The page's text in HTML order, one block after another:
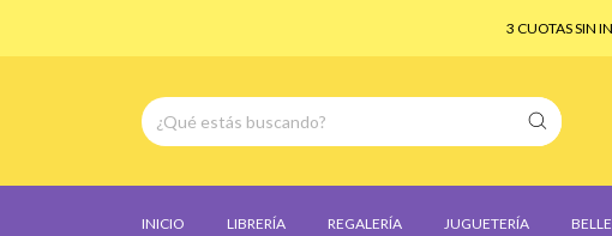
3 CUOTAS SIN
INICIO LIBRERÍA REGALERÍA JUGUETERÍA